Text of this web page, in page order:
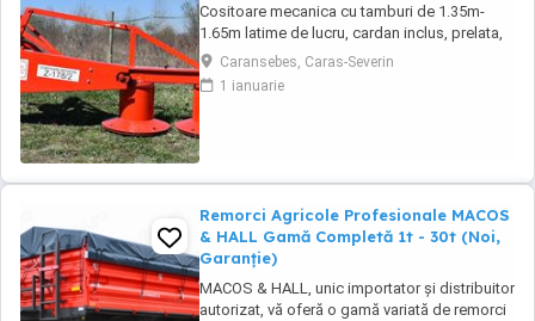
Cositoare mecanica cu tamburi de 1.35m-
1.65m latime de lucru, cardan inclus, prelata,
cheie de cutite Transport in toate judetele
Caransebes, Caras-Severin
1 ianuarie
Remorci Agricole Profesionale MACOS
& HALL Gamă Completă 1t - 30t (Noi,
Garanție)
MACOS & HALL, unic importator și distribuitor
autorizat, vă oferă o gamă variată de remorci